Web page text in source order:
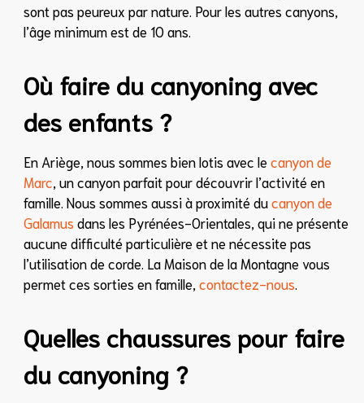
sont pas peureux par nature. Pour les autres canyons,
l’âge minimum est de 10 ans.
Où faire du canyoning avec
des enfants ?
En Ariège, nous sommes bien lotis avec le canyon de
Marc , un canyon parfait pour découvrir l’activité en
famille. Nous sommes aussi à proximité ducanyon de
Galamusdans les Pyrénées-Orientales, qui ne présente
aucune difficulté particulière et ne nécessite pas
l’utilisation de corde. La Maison de la Montagne vous
permet ces sorties en famille, contactez-nous.
Quelles chaussures pour faire
du canyoning ?